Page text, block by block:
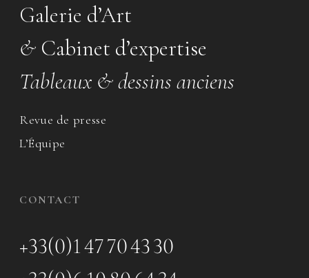
Galerie d’Art
& Cabinet d’expertise
Tableaux & dessins anciens
Revue de presse
L’Équipe
CONTACT
+33(0)1 47 70 43 30